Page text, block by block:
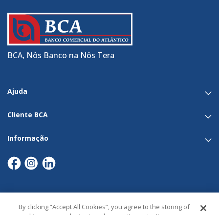
BCA, Nôs Banco na Nôs Tera
Ajuda
Cliente BCA
Informação
Links Úteis​
By clicking “Accept All Cookies”, you agree to the storing of